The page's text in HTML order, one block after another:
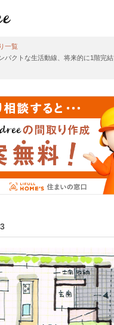
一覧
パクトな生活動線、将来的に1階完